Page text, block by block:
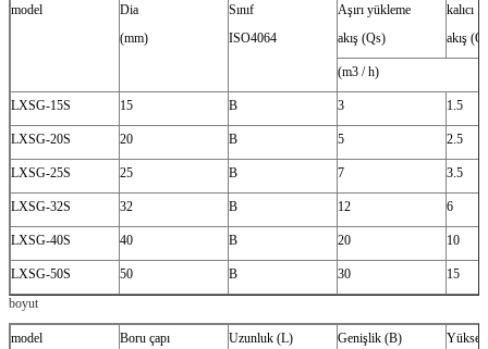
model
Dia
(mm)
Sınıf
ISO4064
Aşırı yükleme
akış (Qs)
kalıcı
akış
(m3 / h)
LXSG-15S 15 B 3 1.5
LXSG-20S 20 B 5 2.5
LXSG-25S 25 B 7 3.5
LXSG-32S 32 B 12 6
LXSG-40S 40 B 20 10
LXSG-50S 50 B 30
15
boyut
model Boru çapı Uzunluk (L) Genişlik (B)